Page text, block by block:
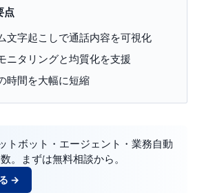
点
文字起こしで通話内容を可視化
ニタリングと均質化を支援
時間を大幅に短縮
トボット・エージェント・業務自動
。まずは無料相談から。
→